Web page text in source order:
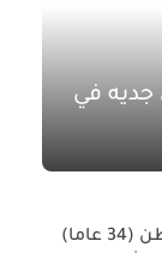
جديه في
الشرطة: مقتل مواطن (34 عاما)